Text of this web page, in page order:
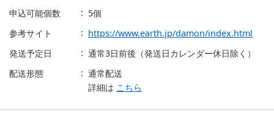
申込可能個数
5個
参考サイト
https://www.earth.jp/damon/index.html
発送予定日
通常3日前後（発送日カレンダー休日除く）
配送形態
通常配送
詳細は こちら